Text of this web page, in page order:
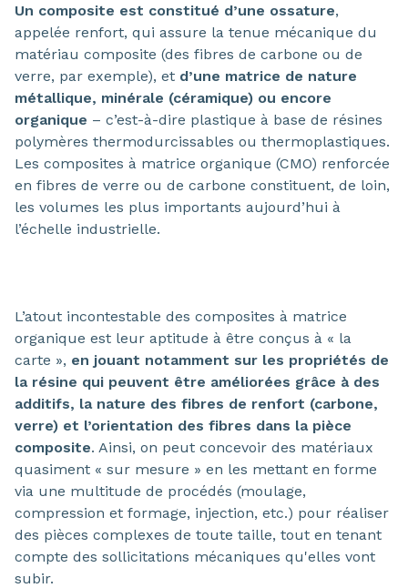
Un composite est constitué d’une ossature,
appelée renfort, qui assure la tenue mécanique du
matériau composite (des fibres de carbone ou de
verre, par exemple), et d’une matrice de nature
métallique, minérale (céramique) ou encore
organique – c’est-à-dire plastique à base de résines
polymères thermodurcissables ou thermoplastiques.
Les composites à matrice organique (CMO) renforcée
en fibres de verre ou de carbone constituent, de loin,
les volumes les plus importants aujourd’hui à
l’échelle industrielle.
L’atout incontestable des composites à matrice
organique est leur aptitude à être conçus à « la
carte », en jouant notamment sur les propriétés de
la résine qui peuvent être améliorées grâce à des
additifs, la nature des fibres de renfort (carbone,
verre) et l’orientation des fibres dans la pièce
composite. Ainsi, on peut concevoir des matériaux
quasiment « sur mesure » en les mettant en forme
via une multitude de procédés (moulage,
compression et formage, injection, etc.) pour réaliser
des pièces complexes de toute taille, tout en tenant
compte des sollicitations mécaniques qu'elles vont
subir.